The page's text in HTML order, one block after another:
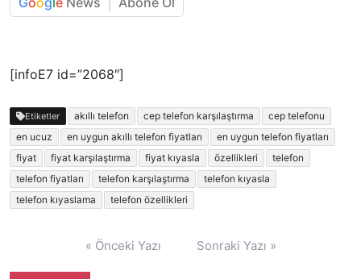
[infoE7 id=”2068″]
Etiketler akıllı telefon cep telefon karşılaştırma
cep telefonu
en ucuz
en uygun akıllı telefon fiyatları
en uygun telefon fiyatları
fiyat
fiyat karşılaştırma fiyat kıyasla özellikleri
telefon
telefon fiyatları
telefon karşılaştırma
telefon kıyasla
telefon kıyaslama
telefon özellikleri
« Önceki Yazı Sonraki Yazı »